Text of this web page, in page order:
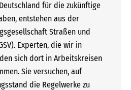
für die zukünftige
entstehen aus der
Straßen und
Experten, die wir in
sich dort in Arbeitskreisen
Sie versuchen, auf
die Regelwerke zu